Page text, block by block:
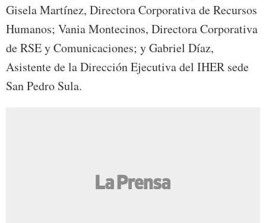
Gisela Martínez, Directora Corporativa de Recursos
Humanos; Vania Montecinos, Directora Corporativa
de RSE y Comunicaciones; y Gabriel Díaz,
Asistente de la Dirección Ejecutiva del IHER sede
San Pedro Sula.